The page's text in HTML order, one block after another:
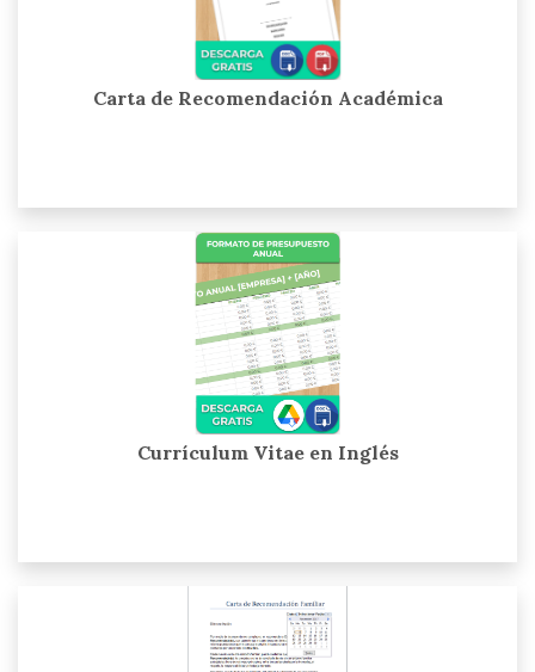
Carta de Recomendación Académica
Currículum Vitae en Inglés